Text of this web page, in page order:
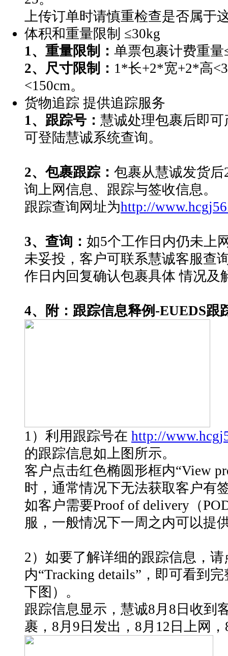
上传订单时请慎重检查是否属于
体积和重量限制 ≤30kg
1、重量限制： 单票包裹计费重量
2、尺寸限制： 1*长+2*宽+2*高
<150cm。
货物追踪 提供追踪服务
1、跟踪号： 慧诚处理包裹后即
可登陆慧诚系统查询。
2、包裹跟踪： 包裹从慧诚发货
询上网信息、跟踪与签收信息。
跟踪查询网址为http://
3、查询： 如5个工作日内仍未上
未妥投，客户可联系慧诚客服查
作日内回复确认包裹具体 情况及
4、附：跟踪信息释例-EUEDS跟
1）利用跟踪号在 http://
的跟踪信息如上图所示。
客户点击红色椭圆形框内“View
时，通常情况下无法获取客户有
如客户需要Proof of delivery（
服，一般情况下一周之内可以提
2）如要了解详细的跟踪信息，
内“Tracking details”，即可看到
下图）。
跟踪信息显示，慧诚8月8日收到
裹，8月9日发出，8月12日上网